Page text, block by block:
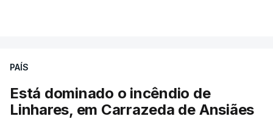
ERRO100
ERROR ON HTML5 MEDIA ELEMENT
PAÍS
Está dominado o incêndio de
Linhares, em Carrazeda de Ansiães